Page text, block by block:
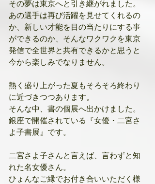
その夢は東京へと引き継がれました。
あの選手は再び活躍を見せてくれるの
か、新しい才能を目の当たりにする事
ができるのか、そんなワクワクを東京
発信で全世界と共有できるかと思うと
今から楽しみでなりません。
熱く盛り上がった夏もそろそろ終わり
に近づきつつあります。
そんな中、書の個展へ出かけました。
銀座で開催されている『女優・二宮さ
よ子書展』です。
二宮さよ子さんと言えば、言わずと知
れた名女優さん。
ひょんなご縁でお付き合いいただく様